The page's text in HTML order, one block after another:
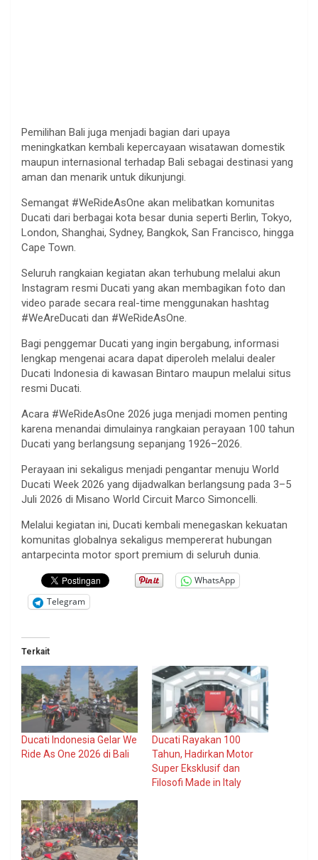
Pemilihan Bali juga menjadi bagian dari upaya
meningkatkan kembali kepercayaan wisatawan domestik
maupun internasional terhadap Bali sebagai destinasi yang
aman dan menarik untuk dikunjungi.
Semangat #WeRideAsOne akan melibatkan komunitas
Ducati dari berbagai kota besar dunia seperti Berlin, Tokyo,
London, Shanghai, Sydney, Bangkok, San Francisco, hingga
Cape Town.
Seluruh rangkaian kegiatan akan terhubung melalui akun
Instagram resmi Ducati yang akan membagikan foto dan
video parade secara real-time menggunakan hashtag
#WeAreDucati dan #WeRideAsOne.
Bagi penggemar Ducati yang ingin bergabung, informasi
lengkap mengenai acara dapat diperoleh melalui dealer
Ducati Indonesia di kawasan Bintaro maupun melalui situs
resmi Ducati.
Acara #WeRideAsOne 2026 juga menjadi momen penting
karena menandai dimulainya rangkaian perayaan 100 tahun
Ducati yang berlangsung sepanjang 1926–2026.
Perayaan ini sekaligus menjadi pengantar menuju World
Ducati Week 2026 yang dijadwalkan berlangsung pada 3–5
Juli 2026 di Misano World Circuit Marco Simoncelli.
Melalui kegiatan ini, Ducati kembali menegaskan kekuatan
komunitas globalnya sekaligus mempererat hubungan
antarpecinta motor sport premium di seluruh dunia.
WhatsApp
Telegram
Terkait
Ducati Indonesia Gelar We
Ride As One 2026 di Bali
Ducati Rayakan 100
Tahun, Hadirkan Motor
Super Eksklusif dan
Filosofi Made in Italy